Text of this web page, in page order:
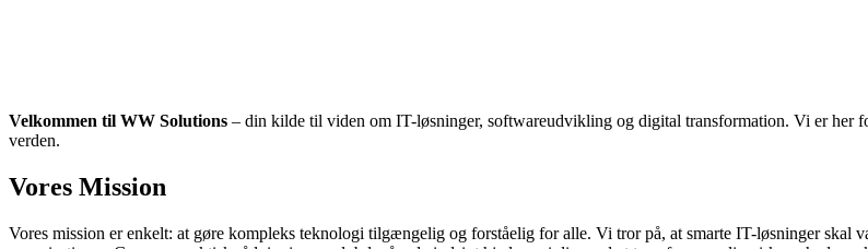
Velkommen til WW Solutions – din kilde til viden om IT-løsninger, softwareudvikling og digital transformation. Vi er her
verden.
Vores Mission
Vores mission er enkelt: at gøre kompleks teknologi tilgængelig og forståelig for alle. Vi tror på, at smarte IT-løsninger